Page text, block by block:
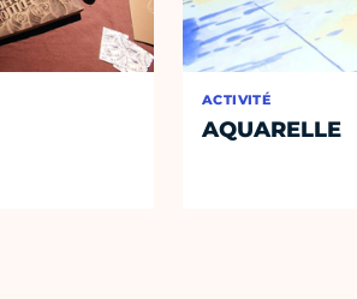
ACTIVITÉ
AQUARELLE